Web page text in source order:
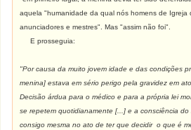
aquela "humanidade da qual nós homens de Igreja
anunciadores e mestres". Mas "assim não foi".
E prosseguia:
"Por causa da muito jovem idade e das condições
menina] estava em sério perigo pela gravidez em
Decisão árdua para o médico e para a própria lei
se repetem quotidianamente [...] e a consciência do
consigo mesma no ato de ter que decidir o que é